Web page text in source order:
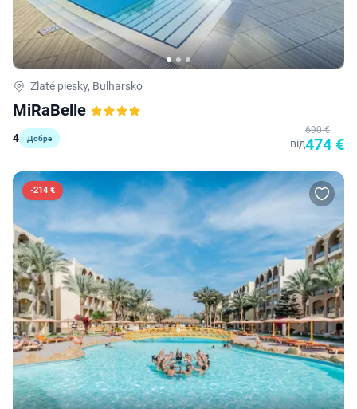
Zlaté piesky, Bulharsko
MiRaBelle
4 Добре від
690 €
474 €
-214 €